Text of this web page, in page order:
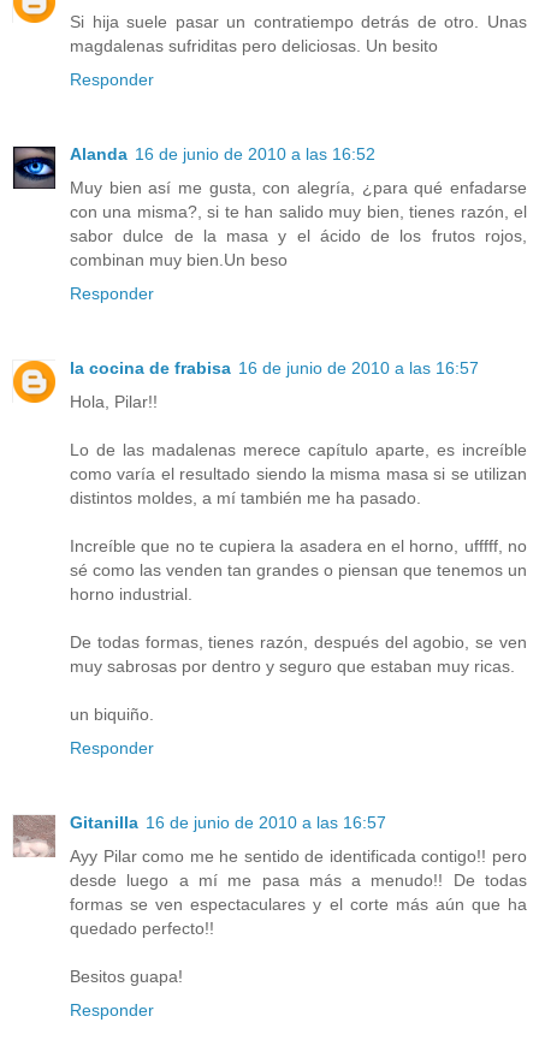
Si hija suele pasar un contratiempo detrás de otro. Unas
magdalenas sufriditas pero deliciosas. Un besito
Responder
Alanda 16 de junio de 2010 a las 16:52
Muy bien así me gusta, con alegría, ¿para qué enfadarse
con una misma?, si te han salido muy bien, tienes razón, el
sabor dulce de la masa y el ácido de los frutos rojos,
combinan muy bien.Un beso
Responder
la cocina de frabisa 16 de junio de 2010 a las 16:57
Hola, Pilar!!
Lo de las madalenas merece capítulo aparte, es increíble
como varía el resultado siendo la misma masa si se utilizan
distintos moldes, a mí también me ha pasado.
Increíble que no te cupiera la asadera en el horno, ufffff, no
sé como las venden tan grandes o piensan que tenemos un
horno industrial.
De todas formas, tienes razón, después del agobio, se ven
muy sabrosas por dentro y seguro que estaban muy ricas.
un biquiño.
Responder
Gitanilla 16 de junio de 2010 a las 16:57
Ayy Pilar como me he sentido de identificada contigo!! pero
desde luego a mí me pasa más a menudo!! De todas
formas se ven espectaculares y el corte más aún que ha
quedado perfecto!!
Besitos guapa!
Responder